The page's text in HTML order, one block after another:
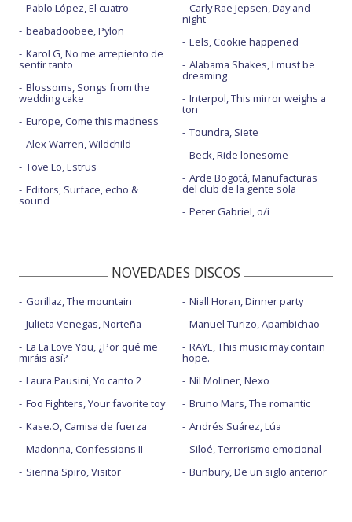
Pablo López, El cuatro
beabadoobee, Pylon
Karol G, No me arrepiento de
sentir tanto
Blossoms, Songs from the
wedding cake
Europe, Come this madness
Alex Warren, Wildchild
Tove Lo, Estrus
Editors, Surface, echo &
sound
Carly Rae Jepsen, Day and
night
Eels, Cookie happened
Alabama Shakes, I must be
dreaming
Interpol, This mirror weighs a
ton
Toundra, Siete
Beck, Ride lonesome
Arde Bogotá, Manufacturas
del club de la gente sola
Peter Gabriel, o/i
NOVEDADES DISCOS
Gorillaz, The mountain
Julieta Venegas, Norteña
La La Love You, ¿Por qué me
miráis así?
Laura Pausini, Yo canto 2
Foo Fighters, Your favorite toy
Kase.O, Camisa de fuerza
Madonna, Confessions II
Sienna Spiro, Visitor
Niall Horan, Dinner party
Manuel Turizo, Apambichao
RAYE, This music may contain
hope.
Nil Moliner, Nexo
Bruno Mars, The romantic
Andrés Suárez, Lúa
Siloé, Terrorismo emocional
Bunbury, De un siglo anterior